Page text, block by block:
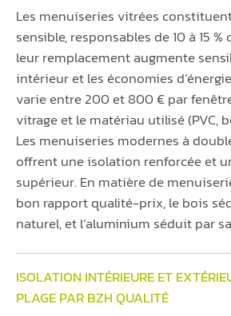
Les menuiseries vitrées
sensible, responsables de 10 à 15
leur remplacement augmente
intérieur et les économies
varie entre 200 et 800 € par
vitrage et le matériau utilisé (PVC,
Les menuiseries modernes à
offrent une isolation renforcée et
supérieur. En matière de
bon rapport qualité-prix, le bois
naturel, et l’aluminium séduit par
ISOLATION INTÉRIEURE ET
PLAGE PAR BZH QUALITÉ